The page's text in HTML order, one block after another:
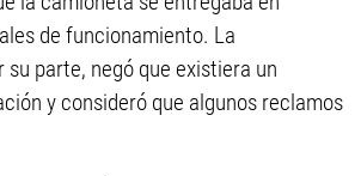
de funcionamiento. La
su parte, negó que existiera un
y consideró que algunos reclamos